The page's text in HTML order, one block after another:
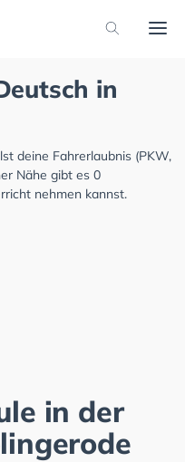
in
deine Fahrerlaubnis (PKW,
Nähe gibt es 0
nehmen kannst.
in der